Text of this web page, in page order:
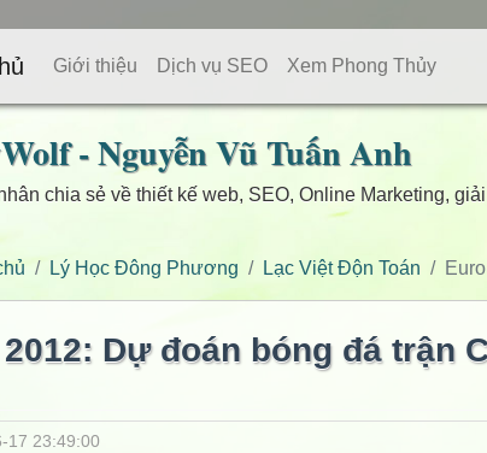
Giới thiệu Dịch vụ SEO Xem Phong Thủy
- Nguyễn Vũ Tuấn Anh
chia sẻ về thiết kế web, SEO, Online Marketing,
Lý Học Đông Phương Lạc Việt Độn Toán
Dự đoán bóng đá trận
17 23:49:00